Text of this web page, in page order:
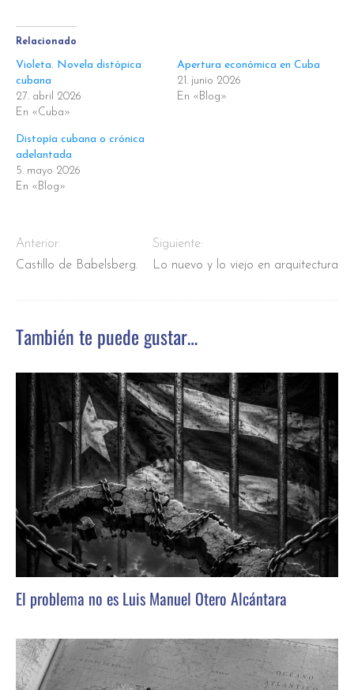
Relacionado
Violeta. Novela distópica
cubana
27. abril 2026
En «Cuba»
Apertura económica en Cuba
21. junio 2026
En «Blog»
Distopía cubana o crónica
adelantada
5. mayo 2026
En «Blog»
Anterior:
Castillo de Babelsberg.
Siguiente:
Lo nuevo y lo viejo en arquitectura
También te puede gustar…
El problema no es Luis Manuel Otero Alcántara